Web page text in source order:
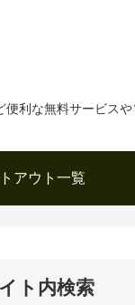
利な無料サービス
アウト一覧
ト内検索